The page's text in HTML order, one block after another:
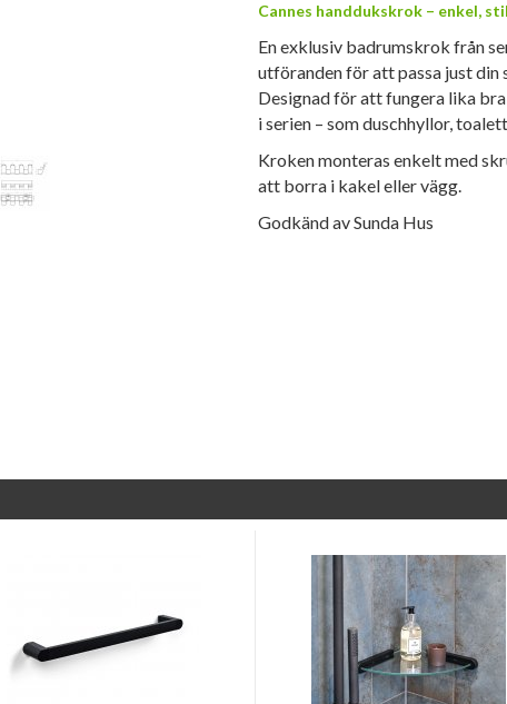
Cannes handdukskrok – enkel,
En exklusiv badrumskrok från
utföranden för att passa just din
Designad för att fungera lika
i serien – som duschhyllor,
Kroken monteras enkelt med
att borra i kakel eller vägg.
Godkänd av Sunda Hus